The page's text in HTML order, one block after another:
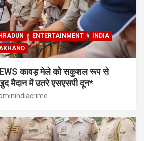
ENTERTAINMENT
INDIA
कावड़ मेले को सकुशल रूप से
मैदान में उतरे एसएसपी दून*